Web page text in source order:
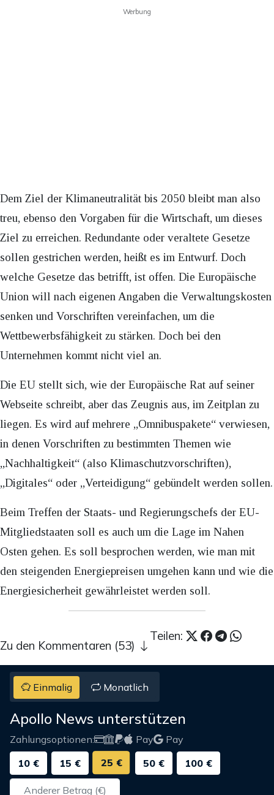
Werbung
Dem Ziel der Klimaneutralität bis 2050 bleibt man also
treu, ebenso den Vorgaben für die Wirtschaft, um dieses
Ziel zu erreichen. Redundante oder veraltete Gesetze
sollen gestrichen werden, heißt es im Entwurf. Doch
welche Gesetze das betrifft, ist offen. Die Europäische
Union will nach eigenen Angaben die Verwaltungskosten
senken und Vorschriften vereinfachen, um die
Wettbewerbsfähigkeit zu stärken. Doch bei den
Unternehmen kommt nicht viel an.
Die EU stellt sich, wie der Europäische Rat auf seiner
Webseite schreibt, aber das Zeugnis aus, im Zeitplan zu
liegen. Es wird auf mehrere „Omnibuspakete“ verwiesen,
in denen Vorschriften zu bestimmten Themen wie
„Nachhaltigkeit“ (also Klimaschutzvorschriften),
„Digitales“ oder „Verteidigung“ gebündelt werden sollen.
Beim Treffen der Staats- und Regierungschefs der EU-
Mitgliedstaaten soll es auch um die Lage im Nahen
Osten gehen. Es soll besprochen werden, wie man mit
den steigenden Energiepreisen umgehen kann und wie die
Energiesicherheit gewährleistet werden soll.
Teilen:
Zu den Kommentaren (53)
Einmalig Monatlich
Apollo News unterstützen
Zahlungsoptionen: Pay
Pay
10 €
15 € 25 € 50 € 100 €